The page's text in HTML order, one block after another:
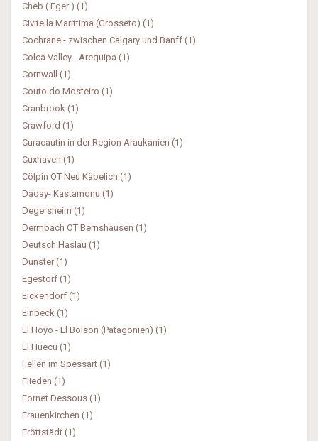
Cheb ( Eger ) (1)
Civitella Marittima (Grosseto) (1)
Cochrane - zwischen Calgary und Banff (1)
Colca Valley - Arequipa (1)
Cornwall (1)
Couto do Mosteiro (1)
Cranbrook (1)
Crawford (1)
Curacautin in der Region Araukanien (1)
Cuxhaven (1)
Cölpin OT Neu Käbelich (1)
Daday- Kastamonu (1)
Degersheim (1)
Dermbach OT Bernshausen (1)
Deutsch Haslau (1)
Dunster (1)
Egestorf (1)
Eickendorf (1)
Einbeck (1)
El Hoyo - El Bolson (Patagonien) (1)
El Huecu (1)
Fellen im Spessart (1)
Flieden (1)
Fornet Dessous (1)
Frauenkirchen (1)
Fröttstädt (1)